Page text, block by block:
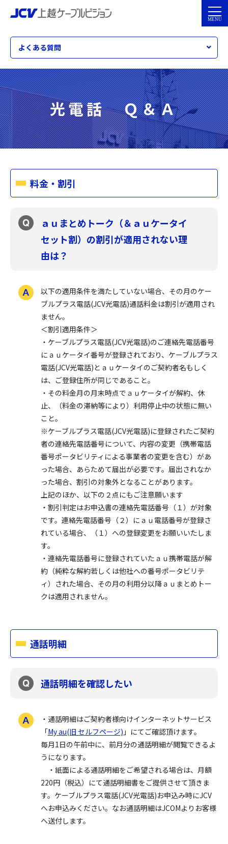
よくある質問
光電話 Ｑ＆Ａ
料金・割引
ａｕまとめトーク（＆ａｕケータイ
セット割）の割引が適用されない理
由は？
以下の適用条件を満たしていない場合、その月のケー
ブルプラス電話(JCV光電話)通話料金は割引が適用され
ません。
＜割引適用条件＞
・ケーブルプラス電話(JCV光電話)のご連絡先電話番号
にａｕケータイ番号が登録されており、ケーブルプラス
電話(JCV光電話)とａｕケータイのご契約者名もしく
は、ご登録住所が同じであること。
・その料金月の月末時点でａｕケータイが解約、休
止、（料金の滞納等により）利用停止中の状態に無い
こと。
※ケーブルプラス電話(JCV光電話)に登録されたご契約
者の連絡先電話番号について、内容の変更（携帯電話
番号ポータビリティによる事業者の変更を含む）があ
った場合、あらためて届出が必要です。届出されなか
った場合、割引の対象外となることがあります。
上記のほか、以下の２点にもご注意願います
・割引判定はお申込書の連絡先電話番号（１）が対象
です。連絡先電話番号（２）にａｕ電話番号が登録さ
れている場合、（１）への登録変更をお願いいたしま
す。
・連絡先電話番号に登録されていたａｕ携帯電話が解
約（純粋な解約若しくは他社への番号ポータビリテ
ィ）された場合、その月の利用分以降ａｕまとめトー
クは適用されません。
通話明細
通話明細を確認したい
・通話明細はご契約者様向けインターネットサービス
「My au(旧 セルフページ) 」にてご確認頂けます。
毎月1日の午前中に、前月分の通話明細が閲覧できるよ
うになります。
・紙面による通話明細をご希望される場合は、月額
220円（税込）にて通話明細書をご提供させて頂きま
す。ケーブルプラス電話(JCV光電話)お申込み時にJCV
へお申込みください。なお通話明細はJCOMよりお客様
へ送付します。